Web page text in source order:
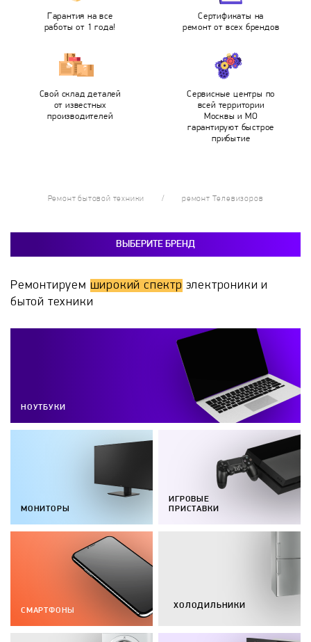
Гарантия на все
работы от 1 года!
Сертификаты на
ремонт от всех брендов
Свой склад деталей
от известных
производителей
Сервисные центры по
всей территории
Москвы и МО
гарантируют быстрое
прибытие
Ремонт бытовой техники ремонт Телевизоров
ВЫБЕРИТЕ БРЕНД
Ремонтируем широкий спектр электроники и
бытой техники
НОУТБУКИ
МОНИТОРЫ
ИГРОВЫЕ
ПРИСТАВКИ
СМАРТФОНЫ
ХОЛОДИЛЬНИКИ